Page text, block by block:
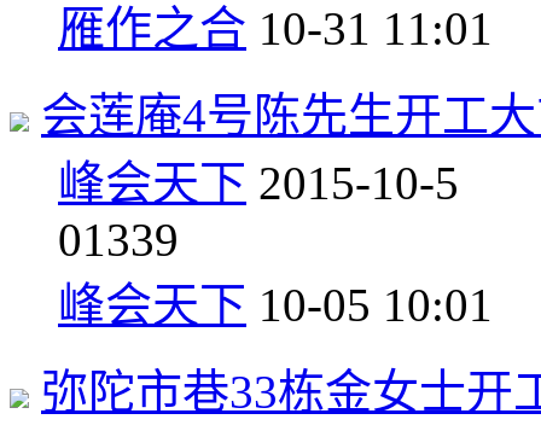
雁作之合 10-31 11:01
会莲庵4号陈先生开工
峰会天下 2015-10-5
01339
峰会天下 10-05 10:01
弥陀市巷33栋金女士开